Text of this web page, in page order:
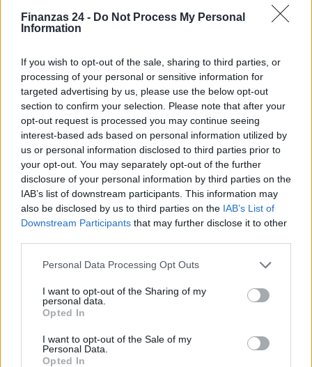
Finanzas 24 - Do Not Process My Personal
Information
If you wish to opt-out of the sale, sharing to third parties, or
processing of your personal or sensitive information for
targeted advertising by us, please use the below opt-out
section to confirm your selection. Please note that after your
opt-out request is processed you may continue seeing
interest-based ads based on personal information utilized by
us or personal information disclosed to third parties prior to
your opt-out. You may separately opt-out of the further
disclosure of your personal information by third parties on the
IAB’s list of downstream participants. This information may
also be disclosed by us to third parties on the IAB’s List of
Downstream Participants that may further disclose it to other
Please note that this website/app uses one or more Google
not limited to your visit or usage behaviour. You may click to
grant or deny consent to Google and its third-party tags to
use your data for below specified purposes in below Google
consent section.
Personal Data Processing Opt Outs
I want to opt-out of the Sharing of my
personal data.
Opted In
I want to opt-out of the Sale of my
Personal Data.
Opted In
Sigue leyendo
Cotización de criptomonedas: evolución y perspectivas en 2026
Diego Martín · 8 Ago 2026